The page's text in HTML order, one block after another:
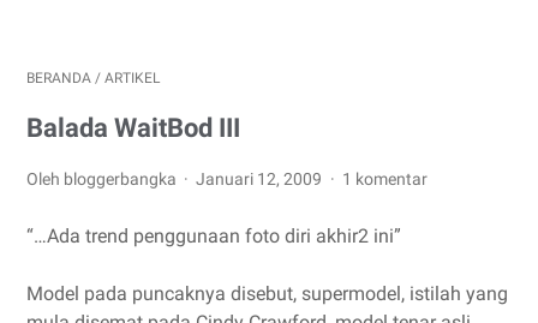
BERANDA / ARTIKEL
Balada WaitBod III
Oleh bloggerbangka Januari 12, 2009 1 komentar
“…Ada trend penggunaan foto diri akhir2 ini”
Model pada puncaknya disebut, supermodel, istilah yang